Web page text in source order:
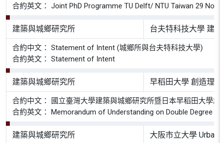
合約英文： Joint PhD Programme TU Delft/ NTU Taiwan 29
建築與城鄉研究所 台夫特科技大學 建
合約中文： Statement of Intent (城鄉所與台夫特科技大學)
合約英文： Statement of Intent
建築與城鄉研究所 早稻田大學 創造理
合約中文： 國立臺灣大學建築與城鄉研究所暨日本早稻田大學
合約英文： Memorandum of Understanding on Double Degree
建築與城鄉研究所 大阪市立大學